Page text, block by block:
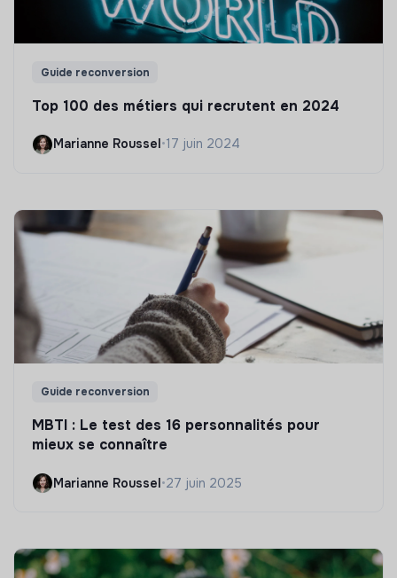
Guide reconversion
Top 100 des métiers qui recrutent en 2024
Marianne Roussel •17 juin 2024
Guide reconversion
MBTI : Le test des 16 personnalités pour
mieux se connaître
Marianne Roussel•27 juin 2025